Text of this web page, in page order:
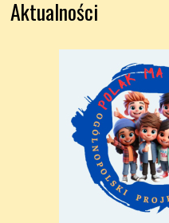
Aktualności